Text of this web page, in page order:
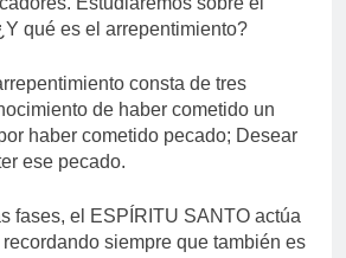
qué es el arrepentimiento?
consta de tres
de haber cometido un
haber cometido pecado; Desear
ese pecado.
fases, el ESPÍRITU SANTO actúa
siempre que también es